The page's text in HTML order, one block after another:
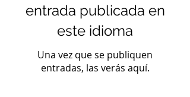
entrada publicada en
este idioma
Una vez que se publiquen
entradas, las verás aquí.